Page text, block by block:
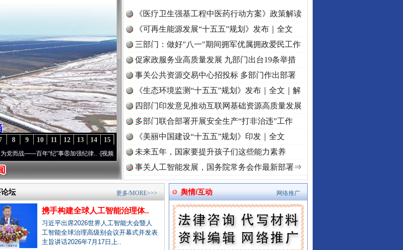
15
14
13
12
11
10
9
8
纪”事⑧加强纪律..·[视频]牢记初心使命 奋进复兴征程丨“转折之城”激荡..·[视频]牢记初心使命 奋进复兴征程丨红船起航处 潮起..
《医疗卫生强基工程中医药行动方案》政策解读
《可再生能源发展“十五五”规划》发布｜全文
三部门：做好"八一"期间拥军优属拥政爱民工作
促家政服务业高质量发展 九部门出台19条举措
事关公共资源交易中心招投标 多部门作出部署
《生态环境监测“十五五”规划》发布｜全文｜解
读
四部门印发意见推动互联网基础资源高质量发展
多部门联合部署开展安全生产“打非治违”工作
《美丽中国建设“十五五”规划》印发｜全文
未来五年，国家要提升孩子们这些能力素养
事关人工智能发展，国务院常务会作最新部署⇒
舆情/互动 网络推广
坛
携手构建全球人工智能治理体..
习近平出席2026世界人工智能大会暨人
工智能全球治理高级别会议开幕式并发表
主旨讲话2026年7月17日上..
更多/MORE>>>